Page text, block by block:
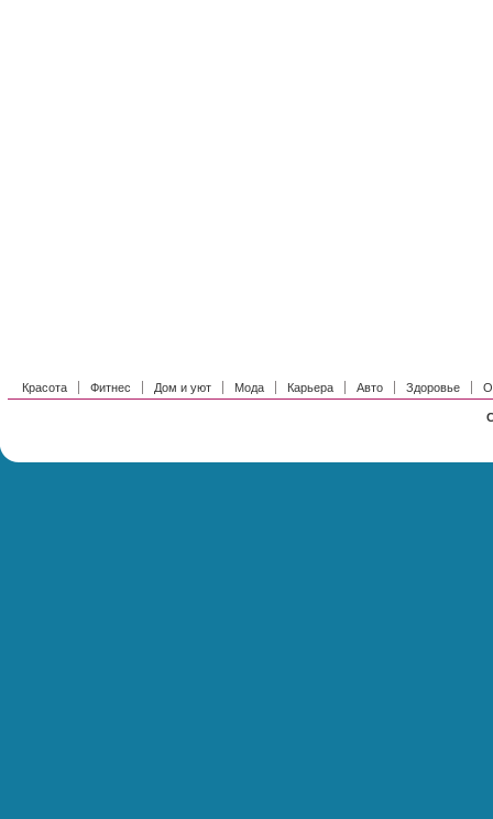
Красота Фитнес Дом и уют Мода Карьера Авто Здоровье